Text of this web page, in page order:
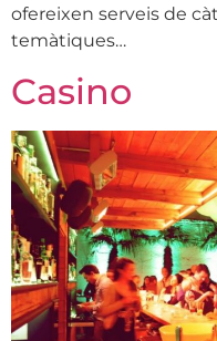
ofereixen serveis de
temàtiques…
Casino